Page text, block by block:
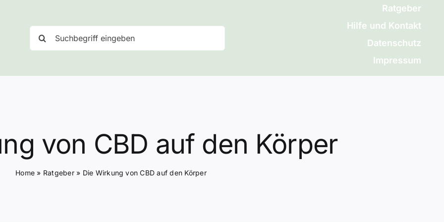
nach:
Ratgeber
Hilfe und Kontakt
Datenschutz
Impressum
von CBD auf den Körper
Home » Ratgeber» Die Wirkung von CBD auf den Körper